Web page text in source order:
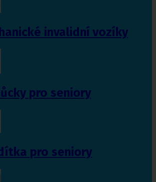
invalidní vozíky
pro seniory
pro seniory